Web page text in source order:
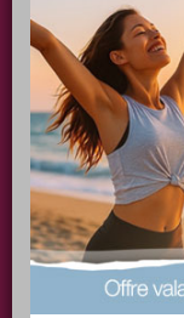
PLUS
EFFICACE